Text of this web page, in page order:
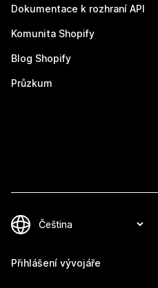
Dokumentace k rozhraní API
Komunita Shopify
Blog Shopify
Průzkum
Přihlášení vývojáře